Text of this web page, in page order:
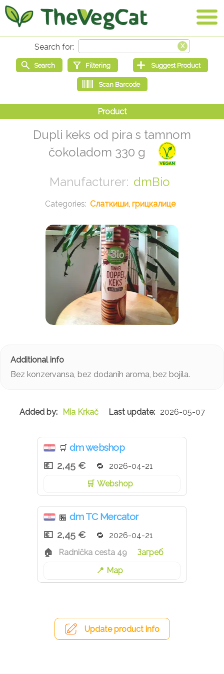
Dupli keks od pira s tamnom
čokoladom 330 g
dmBio
Слаткиши, грицкалице
Bez konzervansa, bez dodanih aroma, bez bojila.
Mia Krkač 2026-05-07
🛒 dm webshop
2,45 €
2026-04-21
Webshop
🏪 dm TC Mercator
2,45 €
2026-04-21
Radnička cesta 49
Загреб
Map
Update product info